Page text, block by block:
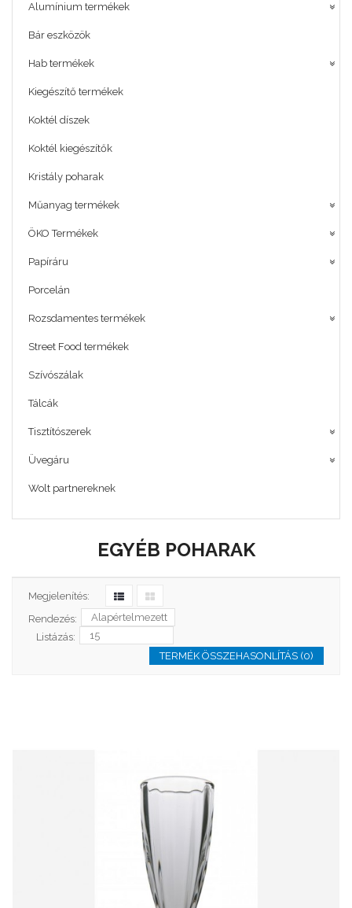
Alumínium termékek
Bár eszközök
Hab termékek
Kiegészítő termékek
Koktél díszek
Koktél kiegészítők
Kristály poharak
Műanyag termékek
ÖKO Termékek
Papíráru
Porcelán
Rozsdamentes termékek
Street Food termékek
Szívószálak
Tálcák
Tisztítószerek
Üvegáru
Wolt partnereknek
EGYÉB POHARAK
Megjelenítés:
Rendezés:
Listázás:
TERMÉK ÖSSZEHASONLÍTÁS (0)